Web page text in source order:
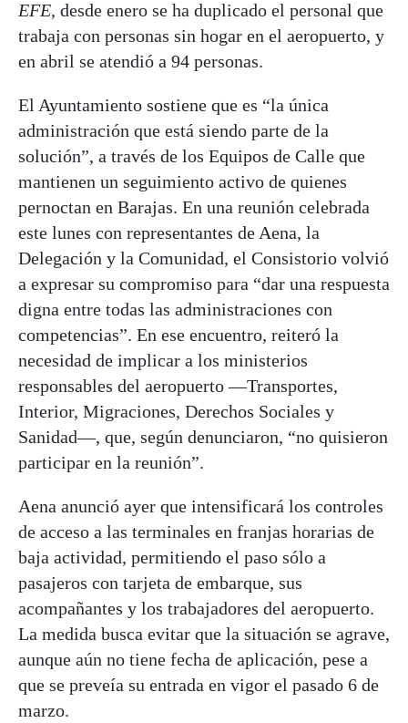
EFE, desde enero se ha duplicado el personal que
trabaja con personas sin hogar en el aeropuerto, y
en abril se atendió a 94 personas.
El Ayuntamiento sostiene que es “la única
administración que está siendo parte de la
solución”, a través de los Equipos de Calle que
mantienen un seguimiento activo de quienes
pernoctan en Barajas. En una reunión celebrada
este lunes con representantes de Aena, la
Delegación y la Comunidad, el Consistorio volvió
a expresar su compromiso para “dar una respuesta
digna entre todas las administraciones con
competencias”. En ese encuentro, reiteró la
necesidad de implicar a los ministerios
responsables del aeropuerto —Transportes,
Interior, Migraciones, Derechos Sociales y
Sanidad—, que, según denunciaron, “no quisieron
participar en la reunión”.
Aena anunció ayer que intensificará los controles
de acceso a las terminales en franjas horarias de
baja actividad, permitiendo el paso sólo a
pasajeros con tarjeta de embarque, sus
acompañantes y los trabajadores del aeropuerto.
La medida busca evitar que la situación se agrave,
aunque aún no tiene fecha de aplicación, pese a
que se preveía su entrada en vigor el pasado 6 de
marzo.